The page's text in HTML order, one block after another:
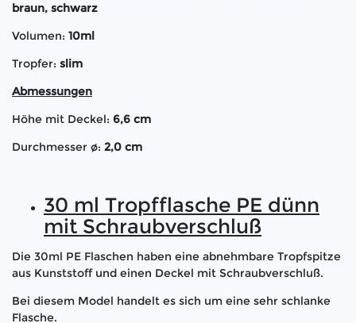
braun, schwarz
Volumen: 10ml
Tropfer: slim
Abmessungen
Höhe mit Deckel: 6,6 cm
Durchmesser ø: 2,0 cm
30 ml Tropfflasche PE dünn
mit Schraubverschluß
Die 30ml PE Flaschen haben eine abnehmbare Tropfspitze
aus Kunststoff und einen Deckel mit Schraubverschluß.
Bei diesem Model handelt es sich um eine sehr schlanke
Flasche.